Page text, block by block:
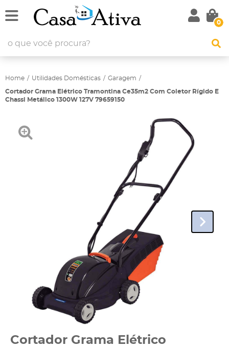
0
Home Utilidades Domésticas Garagem
Cortador Grama Elétrico Tramontina Ce35m2 Com Coletor Rígido E
Chassi Metálico 1300W 127V 79659150
Cortador Grama Elétrico